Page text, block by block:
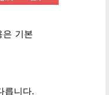
은 기본
릅니다.